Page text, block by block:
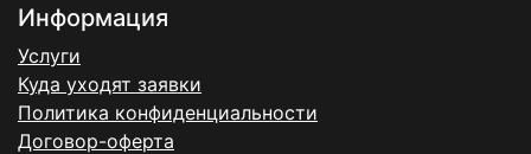
Информация
Услуги
Куда уходят заявки
Политика конфиденциальности
Договор-оферта